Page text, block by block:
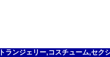
ランジェリー,コスチューム,セク